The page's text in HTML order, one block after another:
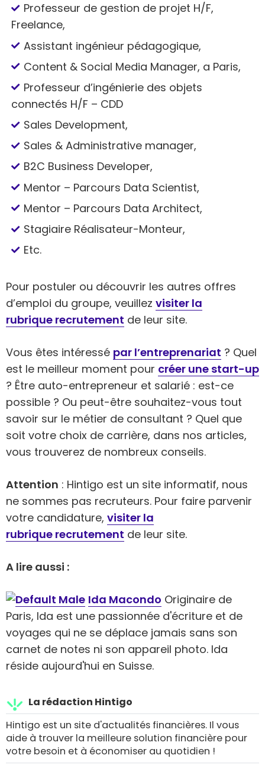
Professeur de gestion de projet H/F,
Freelance,
Assistant ingénieur pédagogique,
Content & Social Media Manager, a Paris,
Professeur d’ingénierie des objets
connectés H/F – CDD
Sales Development,
Sales & Administrative manager,
B2C Business Developer,
Mentor – Parcours Data Scientist,
Mentor – Parcours Data Architect,
Stagiaire Réalisateur-Monteur,
Etc.
Pour postuler ou découvrir les autres offres
d’emploi du groupe, veuillez visiter la
rubrique recrutement de leur site.
Vous êtes intéressé par l’entreprenariat ? Quel
est le meilleur moment pour créer une start-up
? Être auto-entrepreneur et salarié : est-ce
possible ? Ou peut-être souhaitez-vous tout
savoir sur le métier de consultant ? Quel que
soit votre choix de carrière, dans nos articles,
vous trouverez de nombreux conseils.
Attention : Hintigo est un site informatif, nous
ne sommes pas recruteurs. Pour faire parvenir
votre candidature, visiter la
rubrique recrutement de leur site.
A lire aussi :
Ida Macondo Originaire de
Paris, Ida est une passionnée d'écriture et de
voyages qui ne se déplace jamais sans son
carnet de notes ni son appareil photo. Ida
réside aujourd'hui en Suisse.
La rédaction Hintigo
Hintigo est un site d'actualités financières. Il vous
aide à trouver la meilleure solution financière pour
votre besoin et à économiser au quotidien !